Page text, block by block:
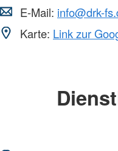
E-Mail: info@drk-
Karte: Link zur